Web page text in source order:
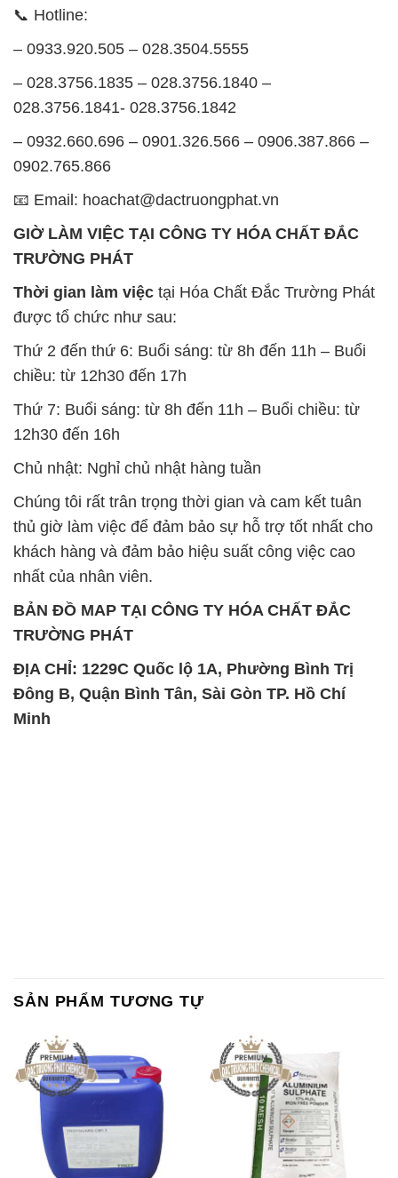
📞 Hotline:
– 0933.920.505 – 028.3504.5555
– 028.3756.1835 – 028.3756.1840 –
028.3756.1841- 028.3756.1842
– 0932.660.696 – 0901.326.566 – 0906.387.866 –
0902.765.866
📧 Email: hoachat@dactruongphat.vn
GIỜ LÀM VIỆC TẠI CÔNG TY HÓA CHẤT ĐẮC
TRƯỜNG PHÁT
Thời gian làm việc tại Hóa Chất Đắc Trường Phát
được tổ chức như sau:
Thứ 2 đến thứ 6: Buổi sáng: từ 8h đến 11h – Buổi
chiều: từ 12h30 đến 17h
Thứ 7: Buổi sáng: từ 8h đến 11h – Buổi chiều: từ
12h30 đến 16h
Chủ nhật: Nghỉ chủ nhật hàng tuần
Chúng tôi rất trân trọng thời gian và cam kết tuân
thủ giờ làm việc để đảm bảo sự hỗ trợ tốt nhất cho
khách hàng và đảm bảo hiệu suất công việc cao
nhất của nhân viên.
BẢN ĐỒ MAP TẠI CÔNG TY HÓA CHẤT ĐẮC
TRƯỜNG PHÁT
ĐỊA CHỈ: 1229C Quốc lộ 1A, Phường Bình Trị
Đông B, Quận Bình Tân, Sài Gòn TP. Hồ Chí
Minh
SẢN PHẨM TƯƠNG TỰ